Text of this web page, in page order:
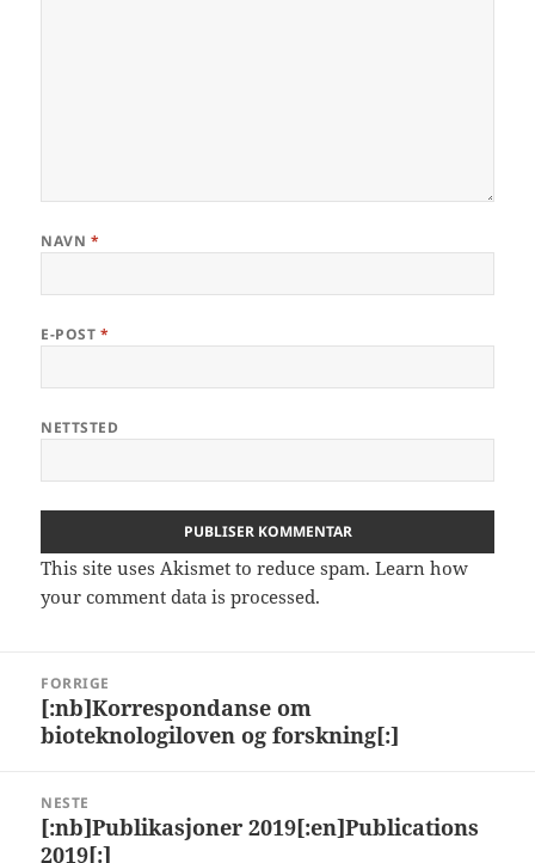
NAVN *
E-POST *
NETTSTED
This site uses Akismet to reduce spam.Learn how
your comment data is processed.
FORRIGE
Forrige
innlegg:
[:nb]Korrespondanse om
bioteknologiloven og forskning[:]
NESTE
Neste
innlegg:
[:nb]Publikasjoner 2019[:en]Publications
2019[:]